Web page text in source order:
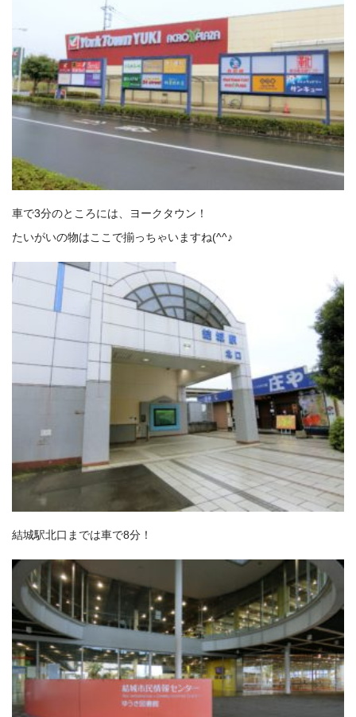
車で3分のところには、ヨークタウン！
たいがいの物はここで揃っちゃいますね(^^♪
結城駅北口までは車で8分！